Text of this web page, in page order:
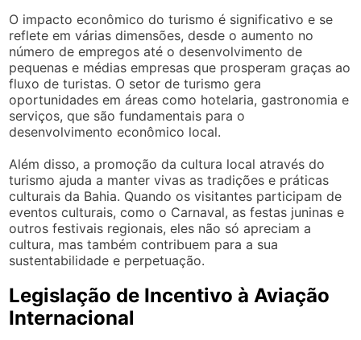
O impacto econômico do turismo é significativo e se
reflete em várias dimensões, desde o aumento no
número de empregos até o desenvolvimento de
pequenas e médias empresas que prosperam graças ao
fluxo de turistas. O setor de turismo gera
oportunidades em áreas como hotelaria, gastronomia e
serviços, que são fundamentais para o
desenvolvimento econômico local.
Além disso, a promoção da cultura local através do
turismo ajuda a manter vivas as tradições e práticas
culturais da Bahia. Quando os visitantes participam de
eventos culturais, como o Carnaval, as festas juninas e
outros festivais regionais, eles não só apreciam a
cultura, mas também contribuem para a sua
sustentabilidade e perpetuação.
Legislação de Incentivo à Aviação
Internacional